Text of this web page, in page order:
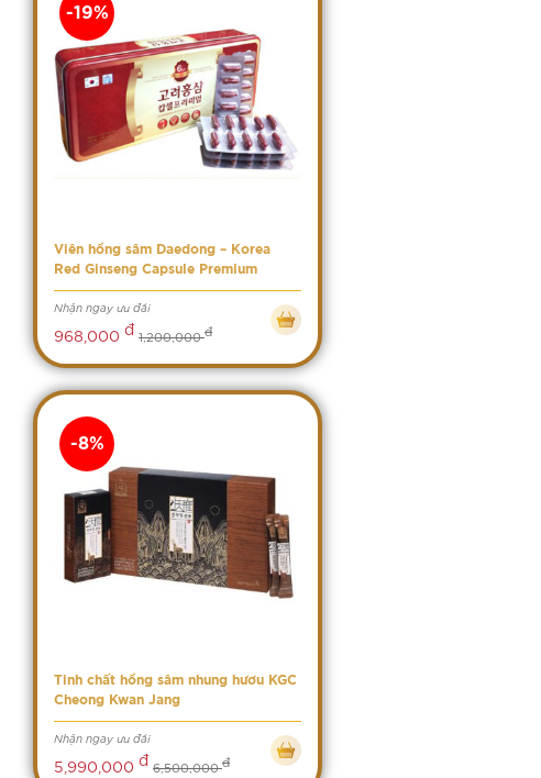
Viên hồng sâm Daedong – Korea
Red Ginseng Capsule Premium
Nhận ngay ưu đãi
968,000 đ 1,200,000đ
-19%
Tinh chất hồng sâm nhung hươu KGC
Cheong Kwan Jang
Nhận ngay ưu đãi
5,990,000 đ 6,500,000đ
-8%